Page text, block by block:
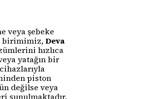
veya şebeke
birimimiz,Deva
hızlıca
yatağın bir
piston
değilse veya
sunulmaktadır.